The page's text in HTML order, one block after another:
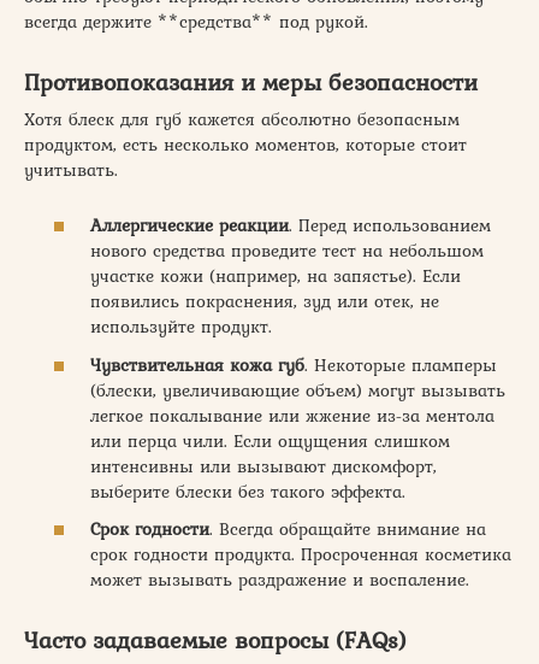
всегда держите **средства** под рукой.
Противопоказания и меры безопасности
Хотя блеск для губ кажется абсолютно безопасным
продуктом, есть несколько моментов, которые стоит
учитывать.
Аллергические реакции. Перед использованием
нового средства проведите тест на небольшом
участке кожи (например, на запястье). Если
появились покраснения, зуд или отек, не
используйте продукт.
Чувствительная кожа губ. Некоторые пламперы
(блески, увеличивающие объем) могут вызывать
легкое покалывание или жжение из-за ментола
или перца чили. Если ощущения слишком
интенсивны или вызывают дискомфорт,
выберите блески без такого эффекта.
Срок годности. Всегда обращайте внимание на
срок годности продукта. Просроченная косметика
может вызывать раздражение и воспаление.
Часто задаваемые вопросы (FAQs)